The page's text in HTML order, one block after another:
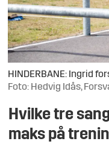
HINDERBANE: Ingrid
Foto: Hedvig Idås,
Hvilke tre
maks på